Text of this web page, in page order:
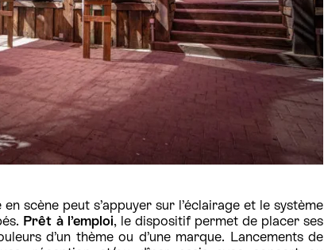
scène peut s’appuyer sur l’éclairage et le système
Prêt à l’emploi, le dispositif permet de placer ses
d’un thème ou d’une marque. Lancements de